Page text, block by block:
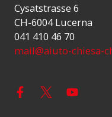
Cysatstrasse 6
CH-6004 Lucerna
041 410 46 70
mail@aiuto-chiesa-